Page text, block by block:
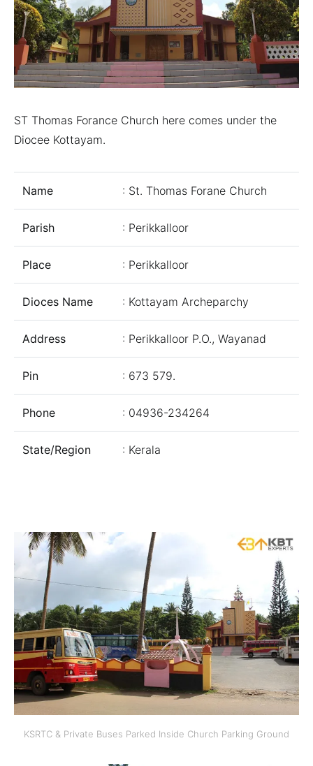
ST Thomas Forance Church here comes under the
Diocee Kottayam.
Name : St. Thomas Forane Church
Parish : Perikkalloor
Place : Perikkalloor
Dioces Name : Kottayam Archeparchy
Address : Perikkalloor P.O., Wayanad
Pin : 673 579.
Phone : 04936-234264
State/Region : Kerala
KSRTC & Private Buses Parked Inside Church Parking Ground